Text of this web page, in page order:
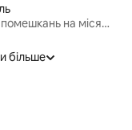
Оренда помешкань на місяць
більше